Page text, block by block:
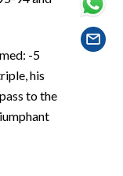
-5
his
to the